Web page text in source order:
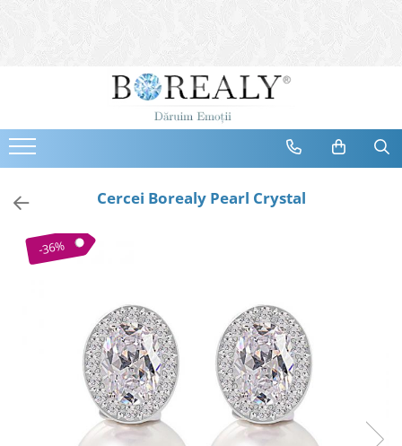
Bijuterii
Cercei
Bratari
Coliere
Brose
Tiare
Bijuterii Femei
Bijuterii Copii
Bijuterii Mirese
Cele mai noi
Cercei Borealy Pearl Crystal
-36%